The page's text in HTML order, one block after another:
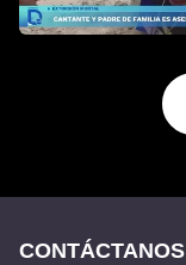
CONTÁCTANOS